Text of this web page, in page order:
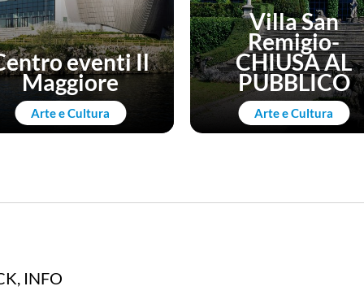
Arte e Cultura
eventi Il
Maggiore
Arte e Cultura
Villa San
Remigio-
CHIUSA AL
PUBBLICO
INFO